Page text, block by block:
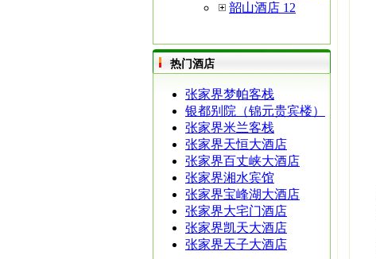
韶山酒店 12
热门酒店
张家界梦帕客栈
银都别院（锦元贵宾楼）
张家界米兰客栈
张家界天恒大酒店
张家界百丈峡大酒店
张家界湘水宾馆
张家界宝峰湖大酒店
张家界大宅门酒店
张家界凯天大酒店
张家界天子大酒店